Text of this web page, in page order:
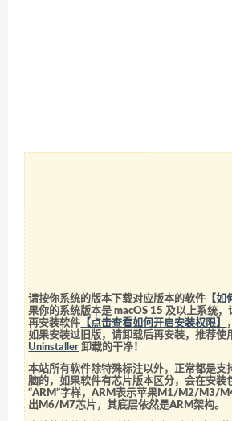
请按你系统的版本下载对应版本的软件 【如
果你的系统版本是 macOS 15 及以上系统
再安装软件 【点击查看如何开启安装权限】
如果安装过旧版，请卸载后再安装，推荐使
Uninstaller 卸载的干净！
本站所有软件除特殊标注以外，正常都是支
脑的，如果软件有芯片版本区分，会在安装
“ARM”字样，ARM表示苹果M1/M2/M3/
出M6/M7芯片，其底层依然是ARM架构。